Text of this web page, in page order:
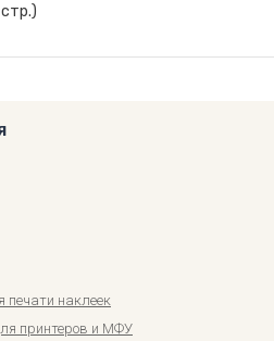
печати наклеек
принтеров и МФУ